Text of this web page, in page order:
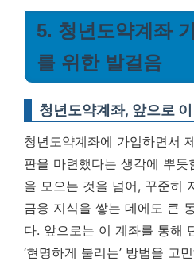
5. 청년도약계좌
를 위한 발걸음
청년도약계좌, 앞으로
청년도약계좌에 가입하면서
판을 마련했다는 생각에 뿌
을 모으는 것을 넘어, 꾸준히
금융 지식을 쌓는 데에도 큰
다. 앞으로는 이 계좌를 통해
‘현명하게 불리는’ 방법을 고